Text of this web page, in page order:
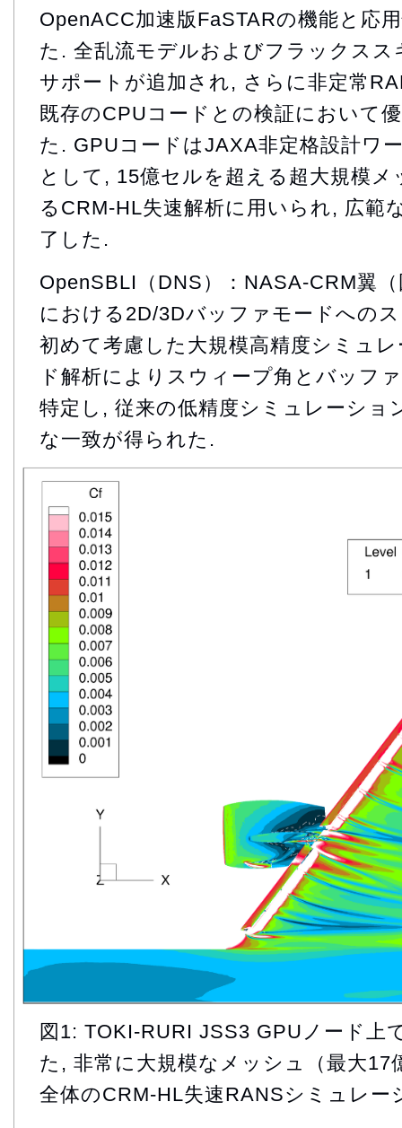
OpenACC加速版FaSTARの機能と応
た. 全乱流モデルおよびフラックスス
サポートが追加され, さらに非定常
既存のCPUコードとの検証において
た. GPUコードはJAXA非定格設計ワ
として, 15億セルを超える超大規模
るCRM-HL失速解析に用いられ, 広範
了した.
OpenSBLI（DNS）：NASA-CRM翼
における2D/3Dバッファモードへの
初めて考慮した大規模高精度シミュ
ド解析によりスウィープ角とバッフ
特定し, 従来の低精度シミュレーショ
な一致が得られた.
図1: TOKI-RURI JSS3 GPUノード上
た, 非常に大規模なメッシュ（最大17
全体のCRM-HL失速RANSシミュレー